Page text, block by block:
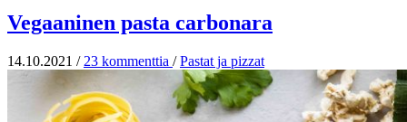
Vegaaninen pasta carbonara
14.10.2021 / 23 kommenttia / Pastat ja pizzat